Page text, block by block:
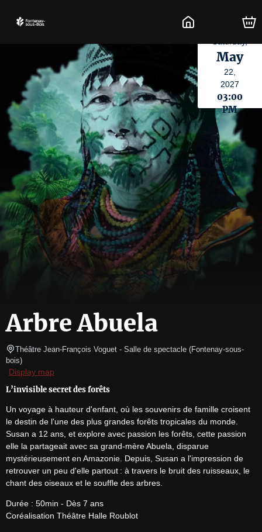
May
22,
2027
03:00
PM
Arbre Abuela
Théâtre Jean-François Voguet - Salle de spectacle (Fontenay-sous-
bois)
Display map
L’invisible secret des forêts
Un voyage à hauteur d'enfant, où les souvenirs de famille croisent
le destin de l'une des plus grandes forêts tropicales du monde.
Susan a 12 ans, et explore avec passion les forêts, cette passion
elle la partageait avec sa grand-mère Abuela, disparue
mystérieusement en Amazonie. Depuis, Susan a l'impression de
retrouver un peu d'elle partout : à travers le bruit des ruisseaux, le
chant des oiseaux et le souffle des arbres.
Durée : 50min - Dès 7 ans
Coréalisation Théâtre Halle Roublot